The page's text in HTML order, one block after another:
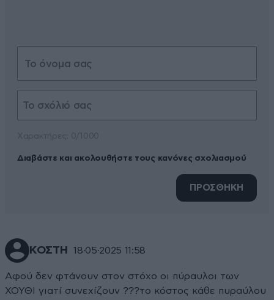
Διαβάστε και ακολουθήστε τους κανόνες σχολιασμού
ΠΡΟΣΘΗΚΗ
ΚΟΣΤΗ 18·05·2025 11:58
Αφού δεν φτάνουν στον στόχο οι πύραυλοι των
ΧΟΥΘΙ γιατί συνεχίζουν ???το κόστος κάθε πυραύλου